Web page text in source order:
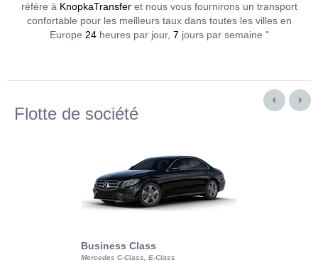
réfère à KnopkaTransfer et nous vous fournirons un transport
confortable pour les meilleurs taux dans toutes les villes en
Europe 24 heures par jour, 7 jours par semaine "
Flotte de société
Business Class
Mercedes C-Class, E-Class